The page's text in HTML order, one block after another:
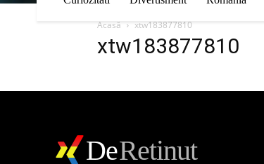
Acasă xtw183877810
xtw183877810
DeRetinut